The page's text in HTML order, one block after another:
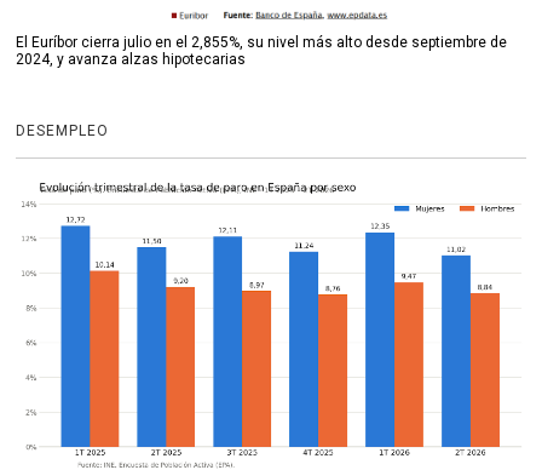
El Euríbor cierra julio en el 2,855%, su nivel más alto desde septiembre de
2024, y avanza alzas hipotecarias
DESEMPLEO